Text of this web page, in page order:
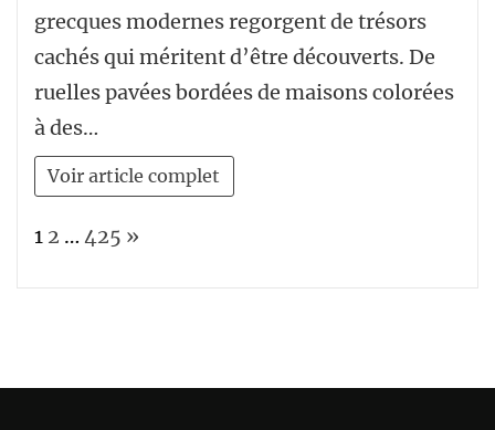
grecques modernes regorgent de trésors
cachés qui méritent d’être découverts. De
ruelles pavées bordées de maisons colorées
à des…
Voir article complet
Page:
1 2 … 425 Next
»